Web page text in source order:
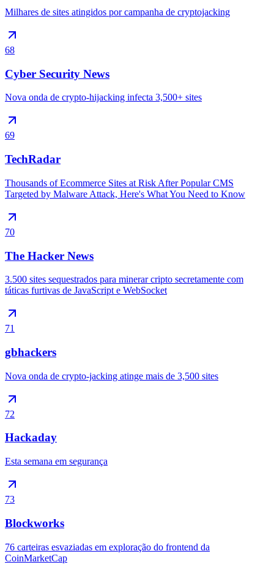
Milhares de sites atingidos por campanha de cryptojacking
68
Cyber Security News
Nova onda de crypto-hijacking infecta 3,500+ sites
69
TechRadar
Thousands of Ecommerce Sites at Risk After Popular CMS
Targeted by Malware Attack, Here's What You Need to Know
70
The Hacker News
3.500 sites sequestrados para minerar cripto secretamente com
táticas furtivas de JavaScript e WebSocket
71
gbhackers
Nova onda de crypto-jacking atinge mais de 3,500 sites
72
Hackaday
Esta semana em segurança
73
Blockworks
76 carteiras esvaziadas em exploração do frontend da
CoinMarketCap